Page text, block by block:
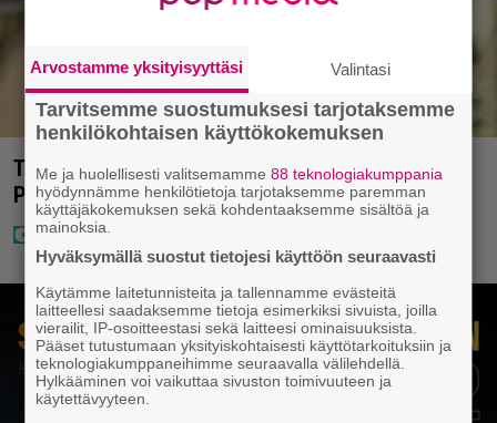
Tältä näyttää Vappu Pimiän perhelomalla
Portugalissa – ”Kaunis mekko”
Arvostamme yksityisyyttäsi Valintasi
Tarvitsemme suostumuksesi tarjotaksemme
henkilökohtaisen käyttökokemuksen
Me ja huolellisesti valitsemamme88 teknologiakumppania
hyödynnämme henkilötietoja tarjotaksemme paremman
käyttäjäkokemuksen sekä kohdentaaksemme sisältöä ja
mainoksia.
Hyväksymällä suostut tietojesi käyttöön seuraavasti
Käytämme laitetunnisteita ja tallennamme evästeitä
laitteellesi saadaksemme tietoja esimerkiksi sivuista, joilla
vierailit, IP-osoitteestasi sekä laitteesi ominaisuuksista.
Pääset tutustumaan yksityiskohtaisesti käyttötarkoituksiin ja
teknologiakumppaneihimme seuraavalla välilehdellä.
Hylkääminen voi vaikuttaa sivuston toimivuuteen ja
käytettävyyteen.